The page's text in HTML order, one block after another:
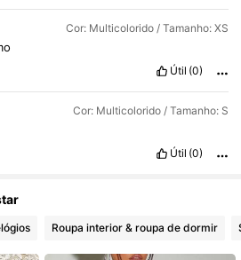
Cor: Multicolorido / Tamanho: XS
Útil (0)
Cor: Multicolorido / Tamanho: S
Útil (0)
Roupa interior & roupa de dormir